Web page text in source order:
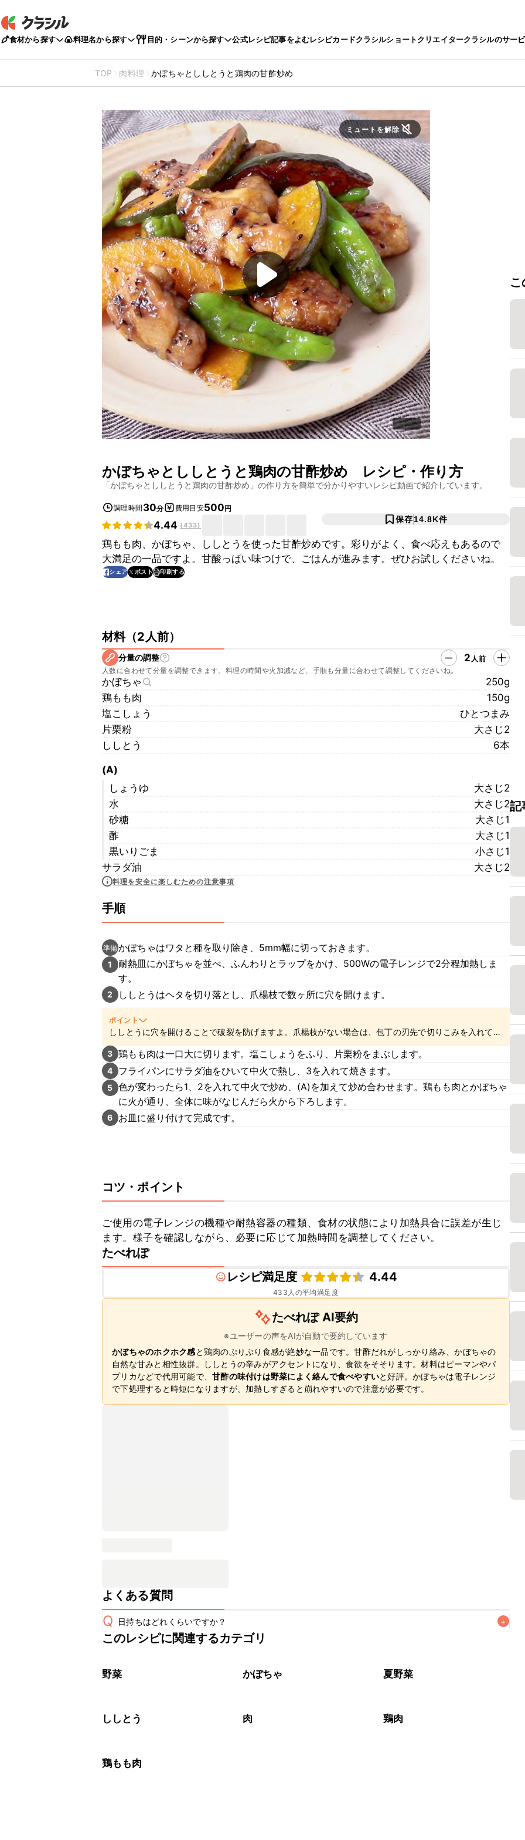
食材から探す 料理名から探す 目的・シーンから探す 公式レシピ記事をよむレシピカードクラシルショートクリエイタークラシルのサー
TOP 肉料理 かぼちゃとししとうと鶏肉の甘酢炒め
ミュートを解除
かぼちゃとししとうと鶏肉の甘酢炒め レシピ・作り方
「かぼちゃとししとうと鶏肉の甘酢炒め 」の作り方を簡単で分かりやすいレシピ動画で紹介しています。
調理時間 30分 費用目安500円
4.44 (433)
保存14.8K件
鶏もも肉、かぼちゃ、ししとうを使った甘酢炒めです。彩りがよく、食べ応えもあるので
大満足の一品ですよ。甘酸っぱい味つけで、ごはんが進みます。ぜひお試しくださいね。
シェア ポスト 印刷する
材料（2人前）
分量の調整 2 人前
人数に合わせて分量を調整できます。料理の時間や火加減など、手順も分量に合わせて調整してくださいね。
かぼちゃ
250g
鶏もも肉
150g
塩こしょう
ひとつまみ
片栗粉
大さじ2
ししとう
6本
(A)
しょうゆ
大さじ2
水
大さじ2
砂糖
大さじ1
酢
大さじ1
黒いりごま
小さじ1
サラダ油
大さじ2
料理を安全に楽しむための注意事項
手順
準備かぼちゃはワタと種を取り除き、5mm幅に切っておきます。
1
耐熱皿にかぼちゃを並べ、ふんわりとラップをかけ、500Wの電子レンジで2分程加熱しま
す。
2 ししとうはヘタを切り落とし、爪楊枝で数ヶ所に穴を開けます。
ポイント
ししとうに穴を開けることで破裂を防げますよ。爪楊枝がない場合は、包丁の刃先で切りこみを入れてく
ださいね。
3 鶏もも肉は一口大に切ります。塩こしょうをふり、片栗粉をまぶします。
4 フライパンにサラダ油をひいて中火で熱し、3を入れて焼きます。
5 色が変わったら1、2を入れて中火で炒め、(A)を加えて炒め合わせます。鶏もも肉とかぼちゃ
に火が通り、全体に味がなじんだら火から下ろします。
6 お皿に盛り付けて完成です。
コツ・ポイント
ご使用の電子レンジの機種や耐熱容器の種類、食材の状態により加熱具合に誤差が生じ
ます。様子を確認しながら、必要に応じて加熱時間を調整してください。
たべれぽ
レシピ満足度
4.44
433 人の平均満足度
たべれぽ AI要約
※ユーザーの声をAIが自動で要約しています
かぼちゃのホクホク感と鶏肉のぷりぷり食感が絶妙な一品です。甘酢だれがしっかり絡み、かぼちゃの
自然な甘みと相性抜群。ししとうの辛みがアクセントになり、食欲をそそります。材料はピーマンやパ
プリカなどで代用可能で、 甘酢の味付けは野菜によく絡んで食べやすいと好評。かぼちゃは電子レンジ
で下処理すると時短になりますが、加熱しすぎると崩れやすいので注意が必要です。
よくある質問
Q 日持ちはどれくらいですか？ +
保存期間は冷蔵で翌日中が目安です。なるべくお早めにお召し上がりください。
※日持ちは目安です。
このレシピに関連するカテゴリ
野菜 かぼちゃ 夏野菜
ししとう 肉 鶏肉
鶏もも肉
記